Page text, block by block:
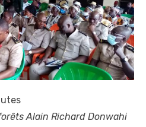
Alain Richard Donwahi